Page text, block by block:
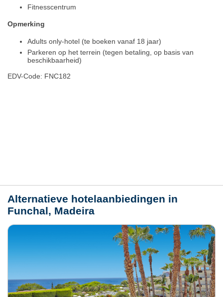
Fitnesscentrum
Opmerking
Adults only-hotel (te boeken vanaf 18 jaar)
Parkeren op het terrein (tegen betaling, op basis van
beschikbaarheid)
EDV-Code: FNC182
Alternatieve hotelaanbiedingen in
Funchal, Madeira